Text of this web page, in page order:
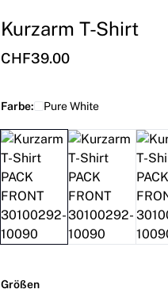
Kurzarm T-Shirt
CHF39.00
Farbe: Pure White
Größen